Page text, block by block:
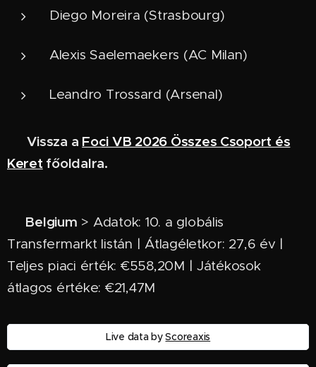
Diego Moreira (Strasbourg)
Alexis Saelemaekers (AC Milan)
Leandro Trossard (Arsenal)
🔙 Vissza a Foci VB 2026 Összes Csoport és
Keret főoldalra.
Belgium > Adatok: 10. a globális
Transfermarkt listán | Átlagéletkor: 27,6 év |
Teljes piaci érték: €558,20M | Játékosok
átlagos értéke: €21,47M
Live data byScoreaxis